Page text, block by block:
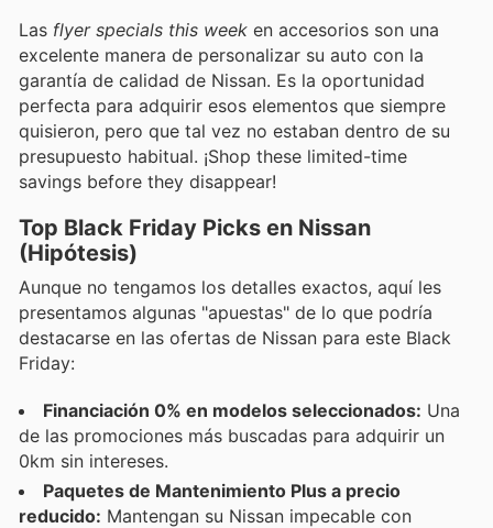
Las flyer specials this week en accesorios son una
excelente manera de personalizar su auto con la
garantía de calidad de Nissan. Es la oportunidad
perfecta para adquirir esos elementos que siempre
quisieron, pero que tal vez no estaban dentro de su
presupuesto habitual. ¡Shop these limited-time
savings before they disappear!
Top Black Friday Picks en Nissan
(Hipótesis)
Aunque no tengamos los detalles exactos, aquí les
presentamos algunas "apuestas" de lo que podría
destacarse en las ofertas de Nissan para este Black
Friday:
Financiación 0% en modelos seleccionados: Una
de las promociones más buscadas para adquirir un
0km sin intereses.
Paquetes de Mantenimiento Plus a precio
reducido: Mantengan su Nissan impecable con